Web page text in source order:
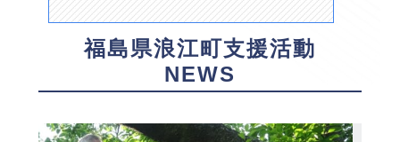
福島県浪江町支援活動
NEWS